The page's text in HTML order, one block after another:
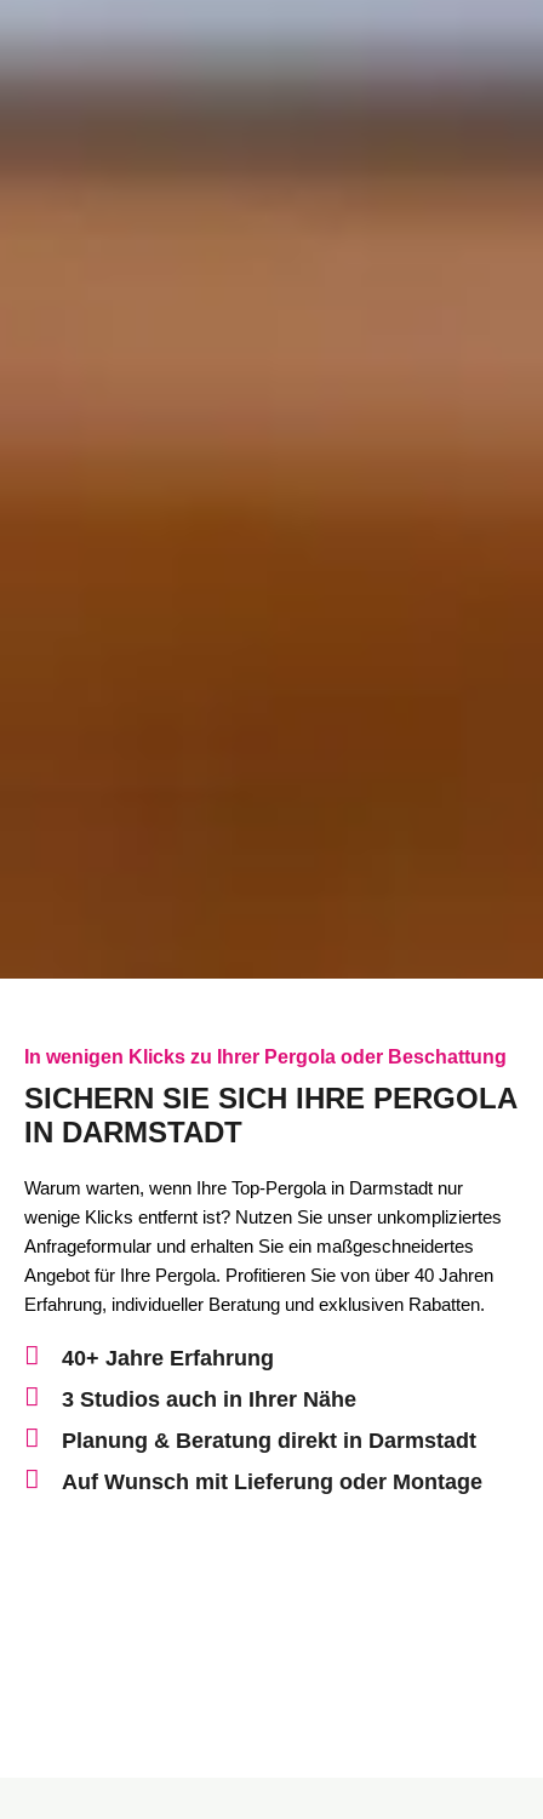
In wenigen Klicks zu Ihrer Pergola oder Beschattung
SICHERN SIE SICH IHRE PERGOLA
IN DARMSTADT
Warum warten, wenn Ihre Top-Pergola in Darmstadt nur
wenige Klicks entfernt ist? Nutzen Sie unser unkompliziertes
Anfrageformular und erhalten Sie ein maßgeschneidertes
Angebot für Ihre Pergola. Profitieren Sie von über 40 Jahren
Erfahrung, individueller Beratung und exklusiven Rabatten.
40+ Jahre Erfahrung
3 Studios auch in Ihrer Nähe
Planung & Beratung direkt in Darmstadt
Auf Wunsch mit Lieferung oder Montage